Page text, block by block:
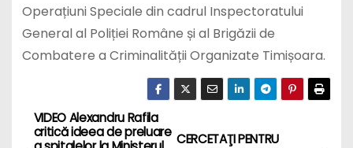
Operațiuni Speciale din cadrul Inspectoratului
General al Poliției Române și al Brigăzii de
Combatere a Criminalității Organizate Timișoara.
P
CERCETAŢI PENTRU
VIDEO Alexandru Rafila
critică ideea de preluare